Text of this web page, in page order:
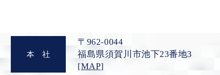
本社
〒962-0044
福島県須賀川市池下23番地3
[MAP]